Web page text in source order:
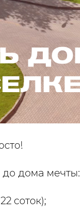
до дома мечты:
соток);